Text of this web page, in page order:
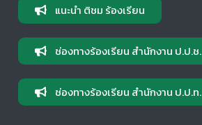
แนะนำ ติชม ร้องเรียน
ช่องทางร้องเรียน สำนักงาน ป.ป.ช.
ช่องทางร้องเรียน สำนักงาน ป.ป.ท.